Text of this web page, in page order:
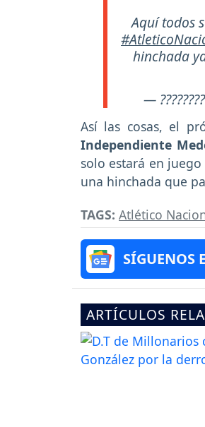
Aquí todos
hinchada
—
Así las cosas, el
Independiente
solo estará en
una hinchada que
TAGS: Atlético
SÍGUENOS
ARTÍCULOS